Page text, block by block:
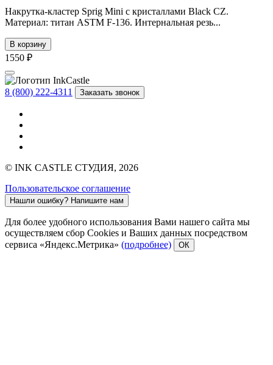
Накрутка-кластер Sprig Mini с кристаллами Black CZ.
Материал: титан ASTM F-136. Интернальная резь...
В корзину
1550 ₽
8 (800) 222-4311 Заказать звонок
© INK CASTLE СТУДИЯ, 2026
Пользовательское соглашение
Нашли ошибку? Напишите нам
Для более удобного использования Вами нашего сайта мы
осуществляем сбор Cookies и Ваших данных посредством
сервиса «Яндекс.Метрика» (подробнее) ОК